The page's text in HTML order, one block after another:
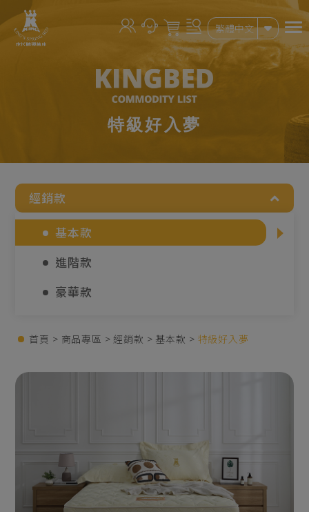
繁體中文
特級好入夢
經銷款
基本款
進階款
豪華款
首頁 商品專區 經銷款 基本款 特級好入夢
Cookie管理面板